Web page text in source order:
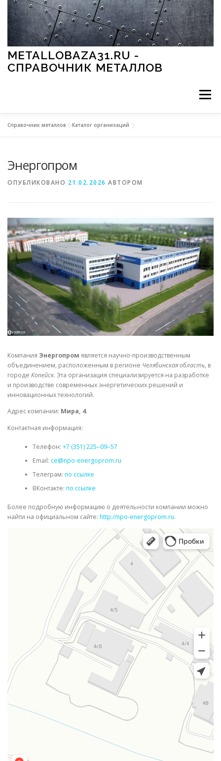
Перейти к содержимому
METALLOBAZA31.RU -
СПРАВОЧНИК МЕТАЛЛОВ
Меню
МЕТАЛЛЫ И ОКРУЖАЮЩАЯ СРЕДА
СВОЙСТВА МЕТАЛЛОВ СОРТА МЕТАЛЛОВ
СТАТЬИ
Справочник металлов »Каталог организаций
Энергопром
ОПУБЛИКОВАНО 21.02.2026 АВТОРОМ
Компания Энергопром является научно-производственным
объединением, расположенным в регионе Челябинская область, в
городе Копейск. Эта организация специализируется на разработке
и производстве современных энергетических решений и
инновационных технологий.
Адрес компании: Мира, 4.
Контактная информация:
Телефон: +7 (351) 225‒09‒57
Email: ce@npo-energoprom.ru
Телеграм: по ссылке
ВКонтакте: по ссылке
Более подробную информацию о деятельности компании можно
найти на официальном сайте: http://npo-energoprom.ru.